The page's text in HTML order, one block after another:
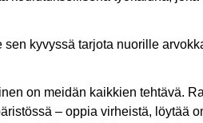
kyvyssä tarjota nuorille
on meidän kaikkien tehtävä.
– oppia virheistä, löytää